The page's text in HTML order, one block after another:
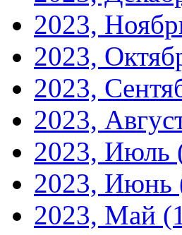
2023,
2023,
2023,
2023,
2023, Июль
2023, Июнь
2023, Май